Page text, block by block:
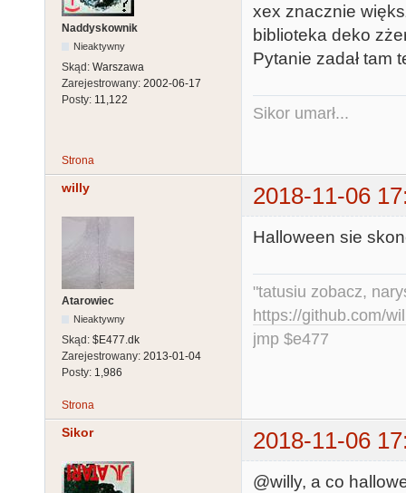
Naddyskownik
Nieaktywny
Skąd: Warszawa
Zarejestrowany: 2002-06-17
Posty: 11,122
xex znacznie
biblioteka deko
Pytanie zadał tam
Sikor umarł...
Strona
willy 2018-11-06
Atarowiec
Nieaktywny
Skąd: $E477.dk
Zarejestrowany: 2013-01-04
Posty: 1,986
Halloween sie
"tatusiu zobacz,
https://github.com/
jmp $e477
Strona
Sikor 2018-11-06
@willy, a co